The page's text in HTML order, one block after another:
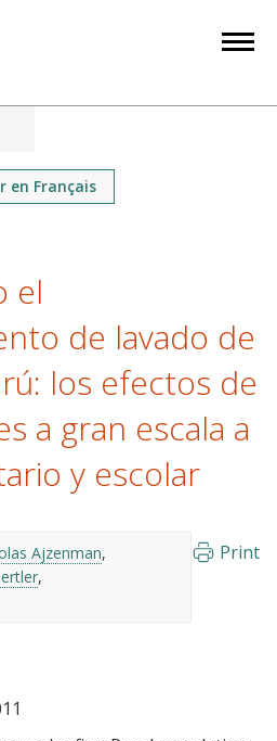
en Français
el
de lavado de
los efectos de
a gran escala a
y escolar
Ajzenman
Print